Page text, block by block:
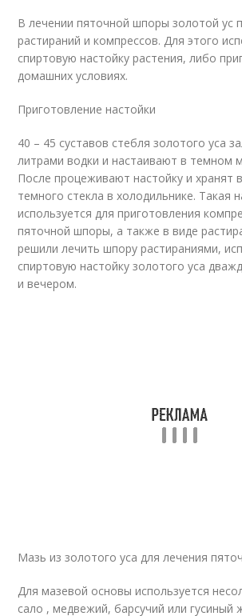
В лечении пяточной шпоры золотой ус
растираний и компрессов. Для этого
спиртовую настойку растения, либо
домашних условиях.
Приготовление настойки
40 – 45 суставов стебля золотого уса
литрами водки и настаивают в темном
После процеживают настойку и хранят
темного стекла в холодильнике. Такая
используется для приготовления
пяточной шпоры, а также в виде
решили лечить шпору растираниями,
спиртовую настойку золотого уса
и вечером.
Мазь из золотого уса для лечения
Для мазевой основы используется
сало , медвежий, барсучий или гусиный